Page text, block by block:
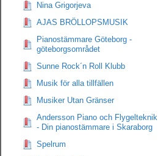
Nina Grigorjeva
AJAS BRÖLLOPSMUSIK
Pianostämmare Göteborg -
göteborgsområdet
Sunne Rock´n Roll Klubb
Musik för alla tillfällen
Musiker Utan Gränser
Andersson Piano och Flygelteknik
- Din pianostämmare i Skaraborg
Spelrum